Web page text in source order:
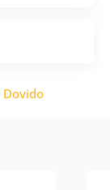
Dovido